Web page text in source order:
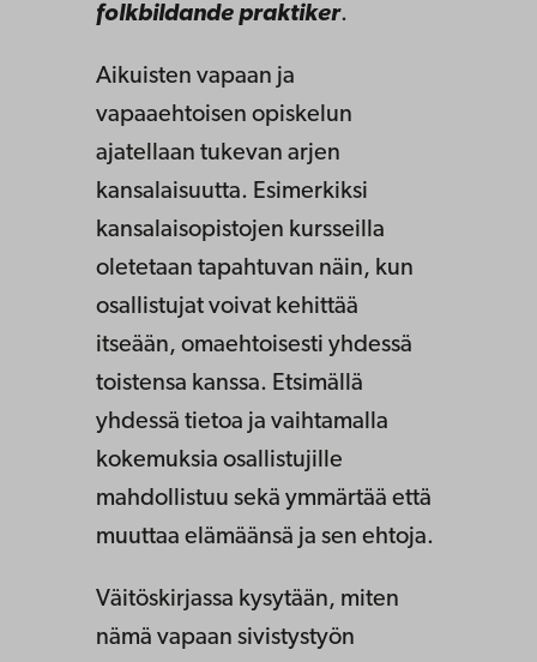
folkbildande praktiker.
Aikuisten vapaan ja
vapaaehtoisen opiskelun
ajatellaan tukevan arjen
kansalaisuutta. Esimerkiksi
kansalaisopistojen kursseilla
oletetaan tapahtuvan näin, kun
osallistujat voivat kehittää
itseään, omaehtoisesti yhdessä
toistensa kanssa. Etsimällä
yhdessä tietoa ja vaihtamalla
kokemuksia osallistujille
mahdollistuu sekä ymmärtää että
muuttaa elämäänsä ja sen ehtoja.
Väitöskirjassa kysytään, miten
nämä vapaan sivistystyön